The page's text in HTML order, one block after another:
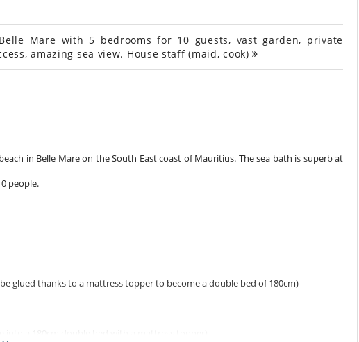
Mare with 5 bedrooms for 10 guests, vast garden, private
amazing sea view. House staff (maid, cook)
in Belle Mare on the South East coast of Mauritius. The sea bath is superb at
people.
glued thanks to a mattress topper to become a double bed of 180cm)